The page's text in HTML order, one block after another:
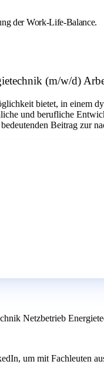
der Work-Life-Balance.
(m/w/d)
bietet, in einem
und berufliche
Beitrag zur
Netzbetrieb
um mit Fachleuten